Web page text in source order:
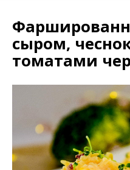
сыром,
томатами